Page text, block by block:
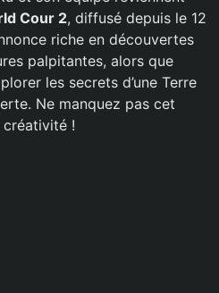
Cour 2, diffusé depuis le 12
riche en découvertes
palpitantes, alors que
les secrets d’une Terre
Ne manquez pas cet
créativité !